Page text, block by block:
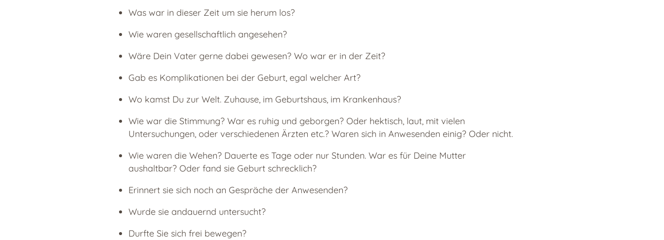
Was war in dieser Zeit um sie herum los?
Wie waren gesellschaftlich angesehen?
Wäre Dein Vater gerne dabei gewesen? Wo war er in der Zeit?
Gab es Komplikationen bei der Geburt, egal welcher Art?
Wo kamst Du zur Welt. Zuhause, im Geburtshaus, im Krankenhaus?
Wie war die Stimmung? War es ruhig und geborgen? Oder hektisch, laut, mit vielen
Untersuchungen, oder verschiedenen Ärzten etc.? Waren sich in Anwesenden einig? Oder nicht.
Wie waren die Wehen? Dauerte es Tage oder nur Stunden. War es für Deine Mutter
aushaltbar? Oder fand sie Geburt schrecklich?
Erinnert sie sich noch an Gespräche der Anwesenden?
Wurde sie andauernd untersucht?
Durfte Sie sich frei bewegen?